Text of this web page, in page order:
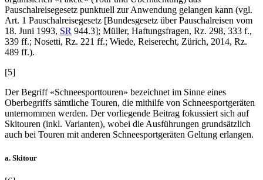
Pauschalreisegesetz punktuell zur Anwendung gelangen kann (vgl.
Art. 1 Pauschalreisegesetz [Bundesgesetz über Pauschalreisen vom
18. Juni 1993, SR 944.3]; Müller, Haftungsfragen, Rz. 298, 333 f.,
339 ff.; Nosetti, Rz. 221 ff.; Wiede, Reiserecht, Zürich, 2014, Rz.
489 ff.).
[5]
Der Begriff «Schneesporttouren» bezeichnet im Sinne eines
Oberbegriffs sämtliche Touren, die mithilfe von Schneesportgeräten
unternommen werden. Der vorliegende Beitrag fokussiert sich auf
Skitouren (inkl. Varianten), wobei die Ausführungen grundsätzlich
auch bei Touren mit anderen Schneesportgeräten Geltung erlangen.
a. Skitour